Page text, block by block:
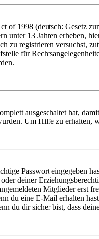
of 1998 (deutsch: Gesetz
unter 13 Jahren erheben,
zu registrieren versuchst,
für
ausgeschaltet hat,
Um Hilfe zu erhalten,
Passwort eingegeben
deiner
Mitglieder erst
du eine E-Mail erhalten
du dir sicher bist, dass